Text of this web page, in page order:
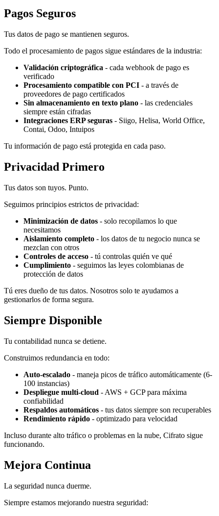
Pagos Seguros
Tus datos de pago se mantienen seguros.
Todo el procesamiento de pagos sigue estándares de la industria:
Validación criptográfica - cada webhook de pago es
verificado
Procesamiento compatible con PCI - a través de
proveedores de pago certificados
Sin almacenamiento en texto plano - las credenciales
siempre están cifradas
Integraciones ERP seguras - Siigo, Helisa, World Office,
Contai, Odoo, Intuipos
Tu información de pago está protegida en cada paso.
Privacidad Primero
Tus datos son tuyos. Punto.
Seguimos principios estrictos de privacidad:
Minimización de datos - solo recopilamos lo que
necesitamos
Aislamiento completo - los datos de tu negocio nunca se
mezclan con otros
Controles de acceso - tú controlas quién ve qué
Cumplimiento - seguimos las leyes colombianas de
protección de datos
Tú eres dueño de tus datos. Nosotros solo te ayudamos a
gestionarlos de forma segura.
Siempre Disponible
Tu contabilidad nunca se detiene.
Construimos redundancia en todo:
Auto-escalado - maneja picos de tráfico automáticamente (6-
100 instancias)
Despliegue multi-cloud - AWS + GCP para máxima
confiabilidad
Respaldos automáticos - tus datos siempre son recuperables
Rendimiento rápido - optimizado para velocidad
Incluso durante alto tráfico o problemas en la nube, Cifrato sigue
funcionando.
Mejora Continua
La seguridad nunca duerme.
Siempre estamos mejorando nuestra seguridad: